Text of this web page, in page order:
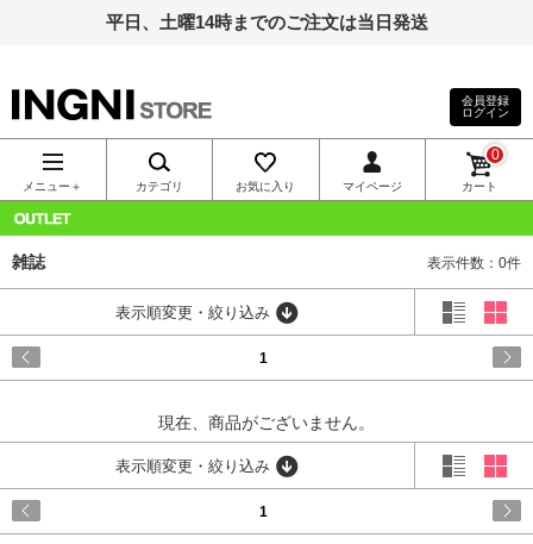
平日、土曜14時までのご注文は当日発送
INGNI（イン
グ）公式通
販｜INGNI
STORE
会員登録
ログイン
メニュー＋ カテゴリ お気に入り マイページ カート
0
雑誌 表示件数：0件
表示順変更・絞り込み
1
現在、商品がございません。
表示順変更・絞り込み
1